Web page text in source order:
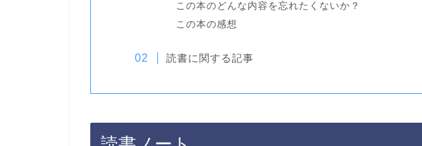
この本のどんな内容を忘れたくないか？
この本の感想
読書に関する記事